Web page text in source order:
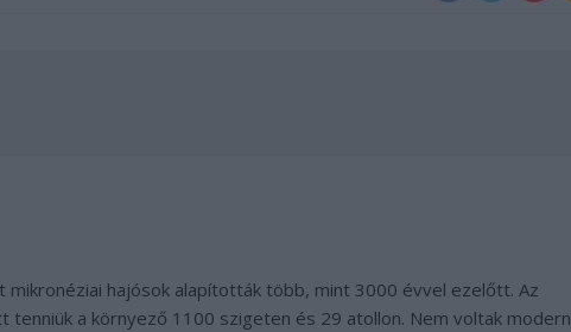
mikronéziai hajósok alapították több, mint 3000 évvel ezelőtt. Az
tenniük a környező 1100 szigeten és 29 atollon. Nem voltak modern